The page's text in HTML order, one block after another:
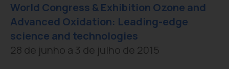
World Congress & Exhibition Ozone and
Advanced Oxidation: Leading-edge
science and technologies
28 de junho a 3 de julho de 2015